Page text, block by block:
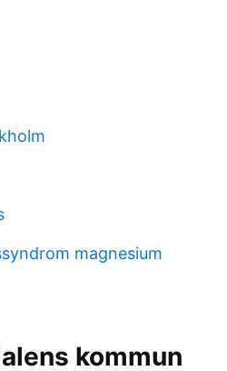
magnesium
kommun